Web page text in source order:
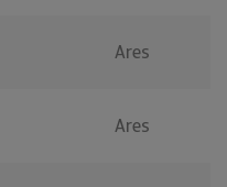
Ares
Ares